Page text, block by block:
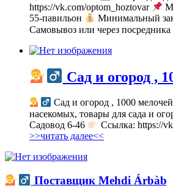
https://vk.com/optom_hoztovar
55-павильон
Минимальный
Самовывоз или через посредника
Сад и огород ,
Сад и огород , 1000 мелочей
насекомых, товары для сада и
Садовод 6-46
Ссылка: https://
>>читать далее<<
Поставщик Mehdi Árbàb